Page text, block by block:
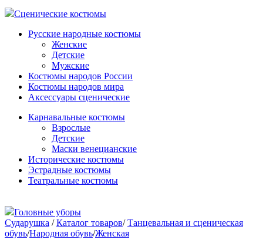
Сценические костюмы
Русские народные костюмы
Женские
Детские
Мужские
Костюмы народов России
Костюмы народов мира
Аксессуары сценические
Карнавальные костюмы
Взрослые
Детские
Маски венецианские
Исторические костюмы
Эстрадные костюмы
Театральные костюмы
Головные уборы
Сударушка / Каталог товаров/ Танцевальная и сценическая
обувь/Народная обувь/Женская